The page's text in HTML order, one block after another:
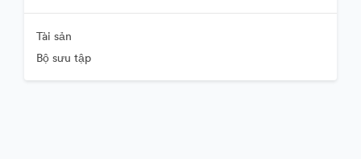
Tài sản
Bộ sưu tập